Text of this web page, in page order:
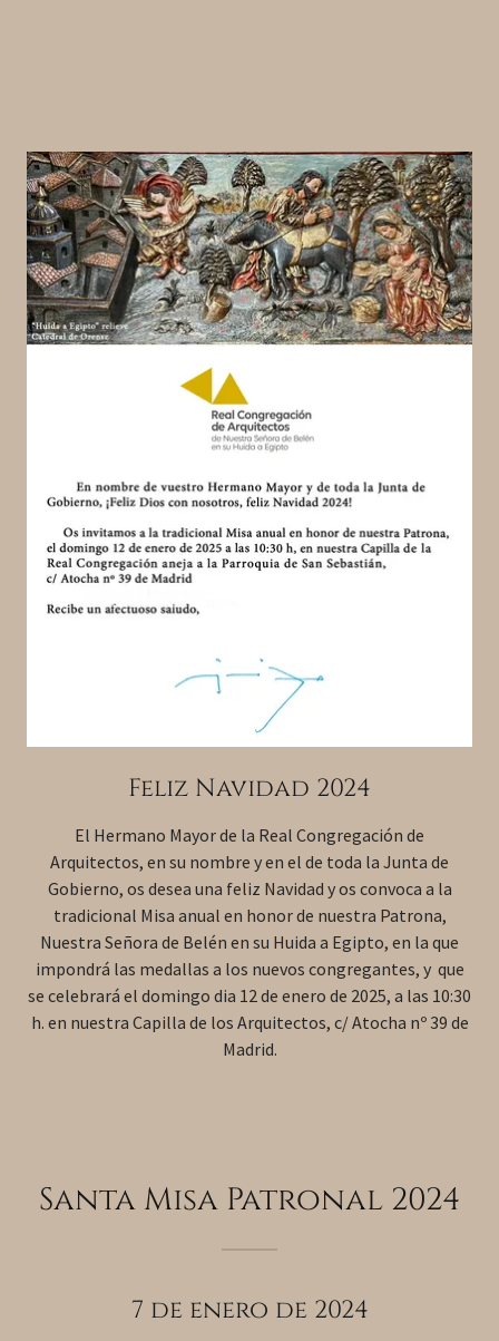
Feliz Navidad 2024
El Hermano Mayor de la Real Congregación de
Arquitectos, en su nombre y en el de toda la Junta de
Gobierno, os desea una feliz Navidad y os convoca a la
tradicional Misa anual en honor de nuestra Patrona,
Nuestra Señora de Belén en su Huida a Egipto, en la que
impondrá las medallas a los nuevos congregantes, y que
se celebrará el domingo dia 12 de enero de 2025, a las 10:30
h. en nuestra Capilla de los Arquitectos, c/ Atocha nº 39 de
Madrid.
Santa Misa Patronal 2024
7 de enero de 2024